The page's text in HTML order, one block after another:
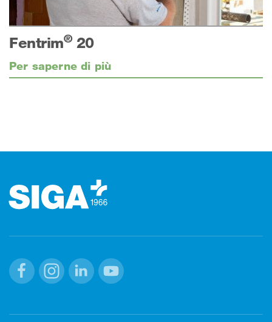
Fentrim®20
Per saperne di più